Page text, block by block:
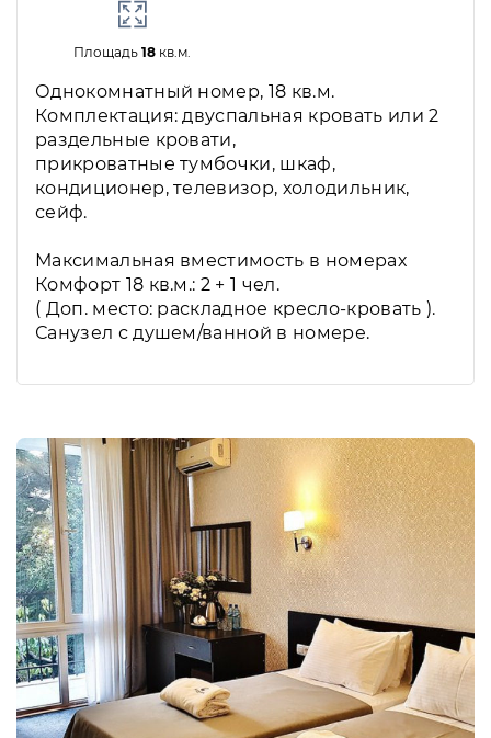
Площадь18 кв.м.
Однокомнатный номер, 18 кв.м.
Комплектация: двуспальная кровать или 2
раздельные кровати,
прикроватные тумбочки, шкаф,
кондиционер, телевизор, холодильник,
сейф.
Максимальная вместимость в номерах
Комфорт 18 кв.м.: 2 + 1 чел.
( Доп. место: раскладное кресло-кровать ).
Санузел с душем/ванной в номере.